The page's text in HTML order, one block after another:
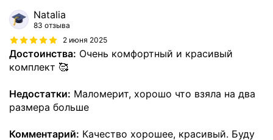
Natalia
83 отзыва
2 июня 2025
Достоинства: Очень комфортный и красивый
комплект 🥰
Недостатки: Маломерит, хорошо что взяла на два
размера больше
Комментарий: Качество хорошее, красивый. Буду